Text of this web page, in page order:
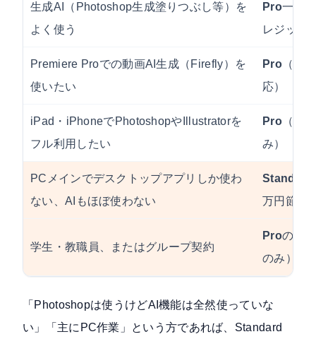
生成AI（Photoshop生成塗りつぶし等）を
よく使う
Pro一択
レジット/
Premiere Proでの動画AI生成（Firefly）を
使いたい
Pro（プ
応）
iPad・iPhoneでPhotoshopやIllustratorを
フル利用したい
Pro（
み）
PCメインでデスクトップアプリしか使わ
ない、AIもほぼ使わない
Standard
万円節約
学生・教職員、またはグループ契約
Proのみ
のみ）
「Photoshopは使うけどAI機能は全然使っていな
い」「主にPC作業」という方であれば、Standard